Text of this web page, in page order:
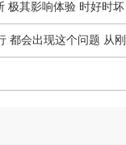
极其影响体验 时好时坏
都会出现这个问题 从